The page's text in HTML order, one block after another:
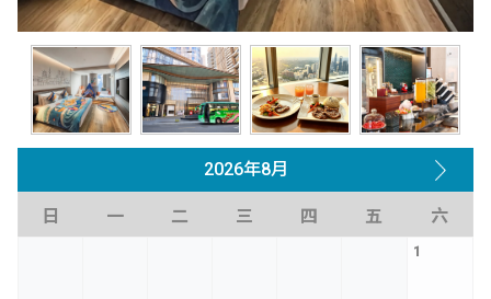
2026年8月
日 一 二 三 四 五 六
1